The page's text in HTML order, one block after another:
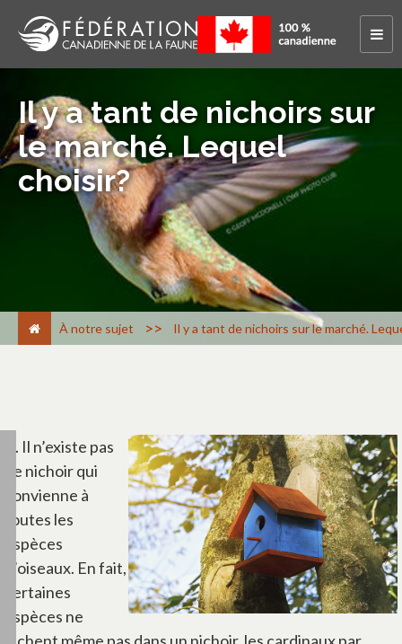
Il y a tant de nichoirs sur
le marché. Lequel
choisir?
À notre sujet > Il y a tant de nichoirs sur le marché.
R. Il n’existe pas
de nichoir qui
convienne à
toutes les
espèces
d’oiseaux. En fait,
certaines
espèces ne